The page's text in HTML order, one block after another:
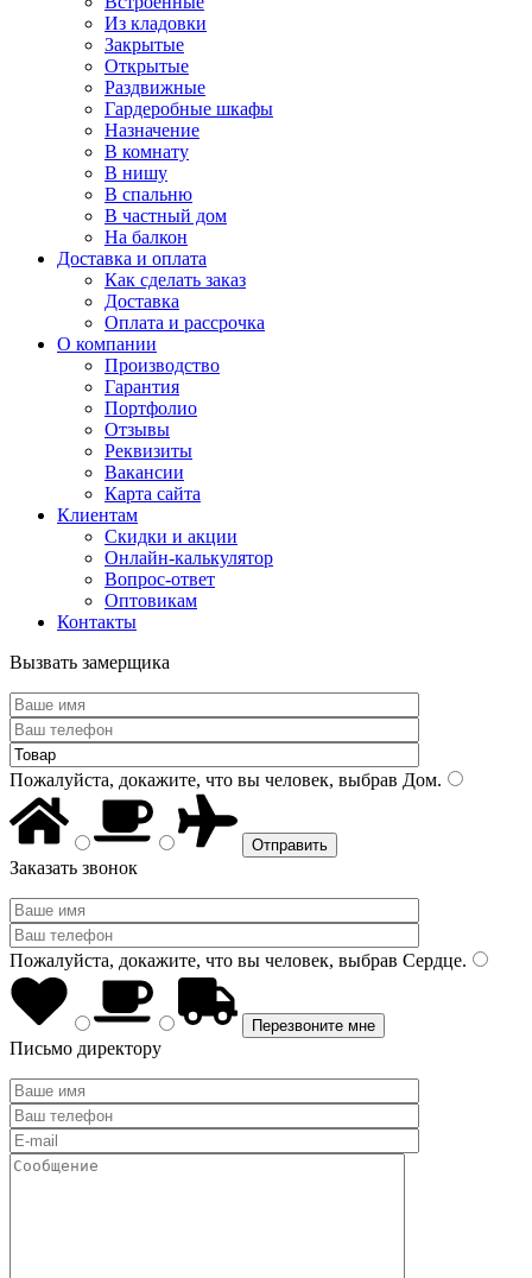
Из кладовки
Закрытые
Открытые
Раздвижные
Гардеробные шкафы
Назначение
В комнату
В нишу
В спальню
В частный дом
На балкон
Доставка и оплата
Как сделать заказ
Доставка
Оплата и рассрочка
О компании
Производство
Гарантия
Портфолио
Отзывы
Реквизиты
Вакансии
Карта сайта
Клиентам
Скидки и акции
Онлайн-калькулятор
Вопрос-ответ
Оптовикам
Контакты
Вызвать замерщика
Пожалуйста, докажите, что вы человек, выбрав Дом.
Заказать звонок
Пожалуйста, докажите, что вы человек, выбрав Сердце.
Письмо директору